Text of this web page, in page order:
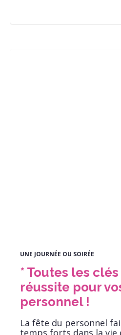
UNE JOURNÉE OU SOIRÉE
* Toutes les
réussite pour
personnel !
La fête du personnel
temps forts dans la vie